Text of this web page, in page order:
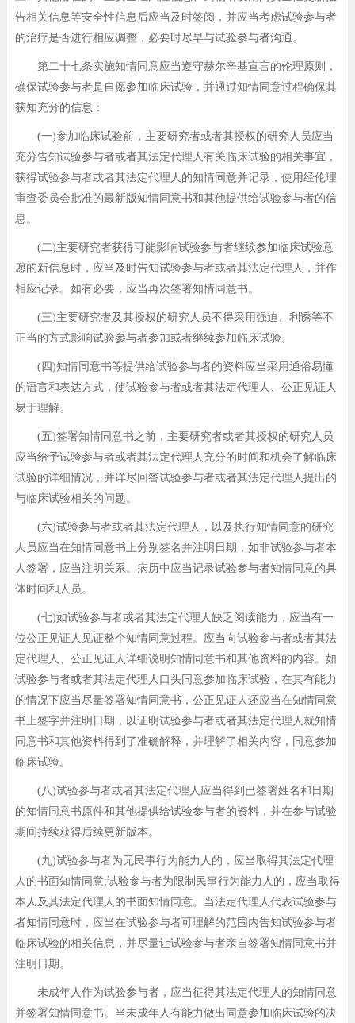
告相关信息等安全性信息后应当及时签阅，并应当考虑试验参与者
的治疗是否进行相应调整，必要时尽早与试验参与者沟通。
第二十七条实施知情同意应当遵守赫尔辛基宣言的伦理原则，
确保试验参与者是自愿参加临床试验，并通过知情同意过程确保其
获知充分的信息：
(一)参加临床试验前，主要研究者或者其授权的研究人员应当
充分告知试验参与者或者其法定代理人有关临床试验的相关事宜，
获得试验参与者或者其法定代理人的知情同意并记录，使用经伦理
审查委员会批准的最新版知情同意书和其他提供给试验参与者的信
息。
(二)主要研究者获得可能影响试验参与者继续参加临床试验意
愿的新信息时，应当及时告知试验参与者或者其法定代理人，并作
相应记录。如有必要，应当再次签署知情同意书。
(三)主要研究者及其授权的研究人员不得采用强迫、利诱等不
正当的方式影响试验参与者参加或者继续参加临床试验。
(四)知情同意书等提供给试验参与者的资料应当采用通俗易懂
的语言和表达方式，使试验参与者或者其法定代理人、公正见证人
易于理解。
(五)签署知情同意书之前，主要研究者或者其授权的研究人员
应当给予试验参与者或者其法定代理人充分的时间和机会了解临床
试验的详细情况，并详尽回答试验参与者或者其法定代理人提出的
与临床试验相关的问题。
(六)试验参与者或者其法定代理人，以及执行知情同意的研究
人员应当在知情同意书上分别签名并注明日期，如非试验参与者本
人签署，应当注明关系。病历中应当记录试验参与者知情同意的具
体时间和人员。
(七)如试验参与者或者其法定代理人缺乏阅读能力，应当有一
位公正见证人见证整个知情同意过程。应当向试验参与者或者其法
定代理人、公正见证人详细说明知情同意书和其他资料的内容。如
试验参与者或者其法定代理人口头同意参加临床试验，在其有能力
的情况下应当尽量签署知情同意书，公正见证人还应当在知情同意
书上签字并注明日期，以证明试验参与者或者其法定代理人就知情
同意书和其他资料得到了准确解释，并理解了相关内容，同意参加
临床试验。
(八)试验参与者或者其法定代理人应当得到已签署姓名和日期
的知情同意书原件和其他提供给试验参与者的资料，并在参与试验
期间持续获得后续更新版本。
(九)试验参与者为无民事行为能力人的，应当取得其法定代理
人的书面知情同意;试验参与者为限制民事行为能力人的，应当取得
本人及其法定代理人的书面知情同意。当法定代理人代表试验参与
者知情同意时，应当在试验参与者可理解的范围内告知试验参与者
临床试验的相关信息，并尽量让试验参与者亲自签署知情同意书并
注明日期。
未成年人作为试验参与者，应当征得其法定代理人的知情同意
并签署知情同意书。当未成年人有能力做出同意参加临床试验的决